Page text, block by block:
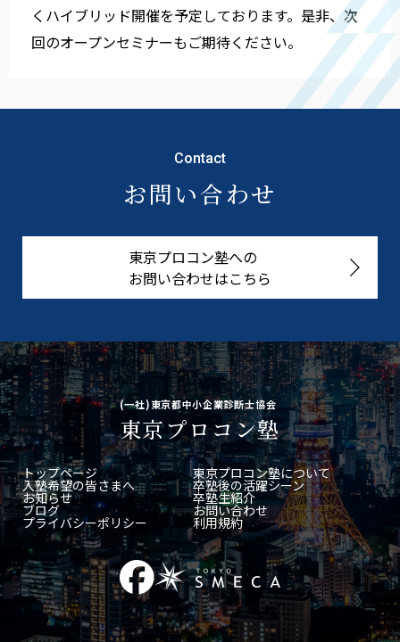
くハイブリッド開催を予定しております。是非、次
回のオープンセミナーもご期待ください。
Contact
お問い合わせ
東京プロコン塾への
お問い合わせはこちら
(一社)東京都中小企業診断士協会
東京プロコン塾
トップページ 東京プロコン塾について
入塾希望の皆さまへ 卒塾後の活躍シーン
お知らせ 卒塾生紹介
ブログ お問い合わせ
プライバシーポリシー 利用規約